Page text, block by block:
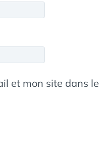
et mon site dans